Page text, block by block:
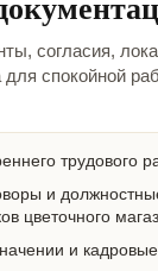
согласия,
для спокойной
трудового
и
цветочного
и